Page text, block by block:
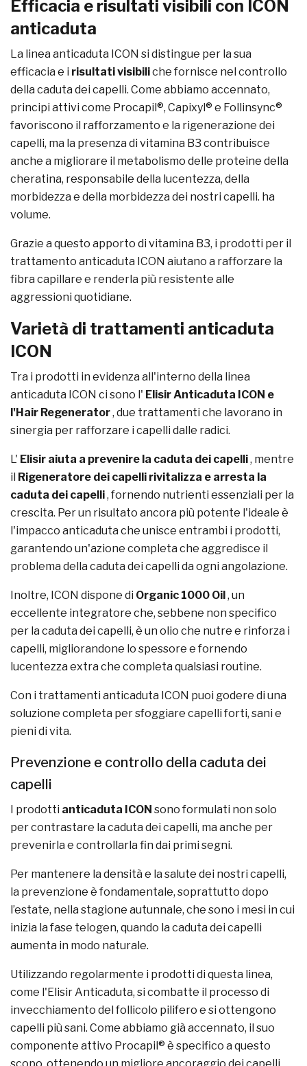
Efficacia e risultati visibili con ICON
anticaduta
La linea anticaduta ICON si distingue per la sua
efficacia e i risultati visibiliche fornisce nel controllo
della caduta dei capelli. Come abbiamo accennato,
principi attivi come Procapil®, Capixyl® e Follinsync®
favoriscono il rafforzamento e la rigenerazione dei
capelli, ma la presenza di vitamina B3 contribuisce
anche a migliorare il metabolismo delle proteine della
cheratina, responsabile della lucentezza, della
morbidezza e della morbidezza dei nostri capelli. ha
volume.
Grazie a questo apporto di vitamina B3, i prodotti per il
trattamento anticaduta ICON aiutano a rafforzare la
fibra capillare e renderla più resistente alle
aggressioni quotidiane.
Varietà di trattamenti anticaduta
ICON
Tra i prodotti in evidenza all'interno della linea
anticaduta ICON ci sono l' Elisir Anticaduta ICON e
l'Hair Regenerator, due trattamenti che lavorano in
sinergia per rafforzare i capelli dalle radici.
L' Elisir aiuta a prevenire la caduta dei capelli, mentre
il Rigeneratore dei capelli rivitalizza e arresta la
caduta dei capelli, fornendo nutrienti essenziali per la
crescita. Per un risultato ancora più potente l'ideale è
l'impacco anticaduta che unisce entrambi i prodotti,
garantendo un'azione completa che aggredisce il
problema della caduta dei capelli da ogni angolazione.
Inoltre, ICON dispone di Organic 1000 Oil, un
eccellente integratore che, sebbene non specifico
per la caduta dei capelli, è un olio che nutre e rinforza i
capelli, migliorandone lo spessore e fornendo
lucentezza extra che completa qualsiasi routine.
Con i trattamenti anticaduta ICON puoi godere di una
soluzione completa per sfoggiare capelli forti, sani e
pieni di vita.
Prevenzione e controllo della caduta dei
capelli
I prodotti anticaduta ICON sono formulati non solo
per contrastare la caduta dei capelli, ma anche per
prevenirla e controllarla fin dai primi segni.
Per mantenere la densità e la salute dei nostri capelli,
la prevenzione è fondamentale, soprattutto dopo
l’estate, nella stagione autunnale, che sono i mesi in cui
inizia la fase telogen, quando la caduta dei capelli
aumenta in modo naturale.
Utilizzando regolarmente i prodotti di questa linea,
come l'Elisir Anticaduta, si combatte il processo di
invecchiamento del follicolo pilifero e si ottengono
capelli più sani. Come abbiamo già accennato, il suo
componente attivo Procapil® è specifico a questo